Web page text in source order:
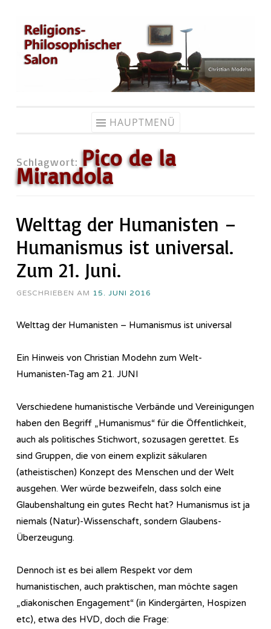
Zum
Inhalt
springen
HAUPTMENÜ
Schlagwort: Pico de la
Mirandola
Welttag der Humanisten –
Humanismus ist universal.
Zum 21. Juni.
GESCHRIEBEN AM 15. JUNI 2016
Welttag der Humanisten – Humanismus ist universal
Ein Hinweis von Christian Modehn zum Welt-
Humanisten-Tag am 21. JUNI
Verschiedene humanistische Verbände und Vereinigungen
haben den Begriff „Humanismus“ für die Öffentlichkeit,
auch als politisches Stichwort, sozusagen gerettet. Es
sind Gruppen, die von einem explizit säkularen
(atheistischen) Konzept des Menschen und der Welt
ausgehen. Wer würde bezweifeln, dass solch eine
Glaubenshaltung ein gutes Recht hat? Humanismus ist ja
niemals (Natur)-Wissenschaft, sondern Glaubens-
Überzeugung.
Dennoch ist es bei allem Respekt vor dem
humanistischen, auch praktischen, man möchte sagen
„diakonischen Engagement“ (in Kindergärten, Hospizen
etc), etwa des HVD, doch die Frage: